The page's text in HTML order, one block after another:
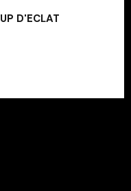
D'ECLAT